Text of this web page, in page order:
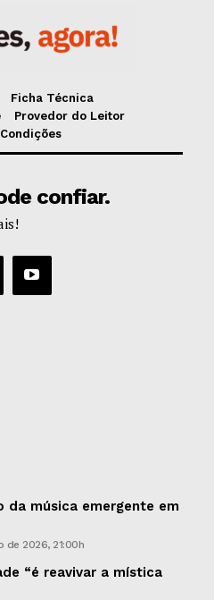
Ficha Técnica
Provedor do Leitor
confiar.
da música emergente em
de 2026, 21:00h
“é reavivar a mística